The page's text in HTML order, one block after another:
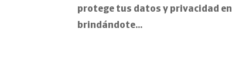
protege tus datos y privacidad
brindándote…